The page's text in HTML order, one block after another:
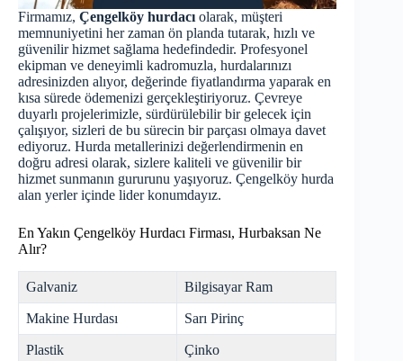
Firmamız, Çengelköy hurdacı olarak, müşteri
memnuniyetini her zaman ön planda tutarak, hızlı ve
güvenilir hizmet sağlama hedefindedir. Profesyonel
ekipman ve deneyimli kadromuzla, hurdalarınızı
adresinizden alıyor, değerinde fiyatlandırma yaparak en
kısa sürede ödemenizi gerçekleştiriyoruz. Çevreye
duyarlı projelerimizle, sürdürülebilir bir gelecek için
çalışıyor, sizleri de bu sürecin bir parçası olmaya davet
ediyoruz. Hurda metallerinizi değerlendirmenin en
doğru adresi olarak, sizlere kaliteli ve güvenilir bir
hizmet sunmanın gururunu yaşıyoruz. Çengelköy hurda
alan yerler içinde lider konumdayız.
En Yakın Çengelköy Hurdacı Firması, Hurbaksan Ne
Alır?
Galvaniz Bilgisayar Ram
Makine Hurdası Sarı Pirinç
Plastik Çinko